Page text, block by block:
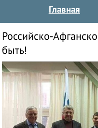
Главная
Российско-
быть!